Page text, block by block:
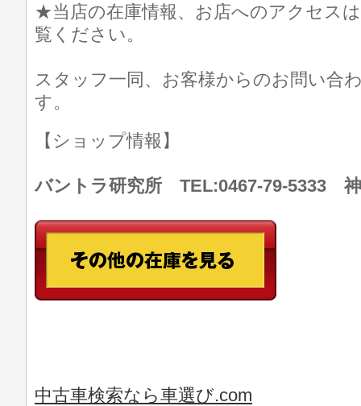
★当店の在庫情報、お店へのアクセス
覧ください。
スタッフ一同、お客様からのお問い合
す。
【ショップ情報】
バントラ研究所 TEL:0467-79-5333 神
中古車検索なら車選び.com